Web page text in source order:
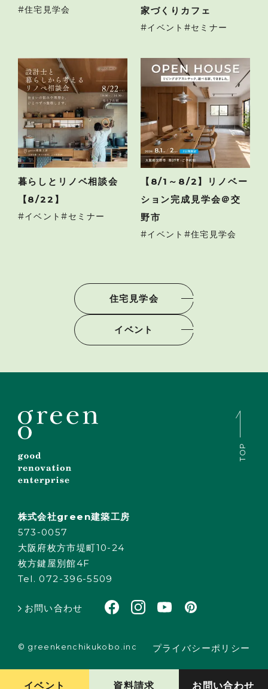
住宅見学会
家づくりカフェ
イベント セミナー
暮らしとリノベ相談会
【8/22】
イベント セミナー
【8/1～8/2】リノベー
ション完成見学会＠交
野市
イベント 住宅見学会
住宅見学会
イベント
イベント 資料請求 お問い合わせ
株式会社green建築工房
573-0057
大阪府枚方市堤町10-24
枚方鍵屋別館4F
Tel. 072-396-5509
お問い合わせ
© greenkenchikukobo.inc プライバシーポリシー
TOP